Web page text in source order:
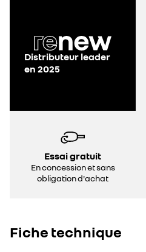
Distributeur leader
en 2025
Essai gratuit
En concession et sans
obligation d'achat
Fiche technique